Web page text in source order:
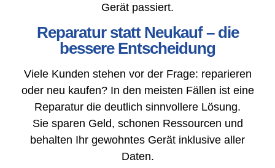
Gerät passiert.
Reparatur statt Neukauf – die
bessere Entscheidung
Viele Kunden stehen vor der Frage: reparieren
oder neu kaufen? In den meisten Fällen ist eine
Reparatur die deutlich sinnvollere Lösung.
Sie sparen Geld, schonen Ressourcen und
behalten Ihr gewohntes Gerät inklusive aller
Daten.